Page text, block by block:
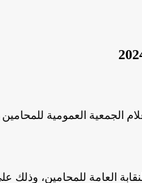
الجمعية العمومية